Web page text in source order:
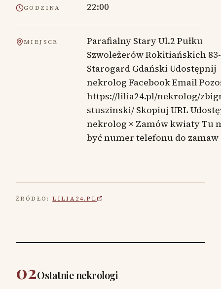
GODZINA 22:00
MIEJSCE
Parafialny Stary Ul.2 Pułku
Szwoleżerów Rokitiańskich
Starogard Gdański Udostępnij
nekrolog Facebook Email
https://lilia24.pl/nekrolog/
stuszinski/ Skopiuj URL
nekrolog × Zamów kwiaty Tu
być numer telefonu do zamaw
ŹRÓDŁO: LILIA24.PL
02Ostatnie nekrologi